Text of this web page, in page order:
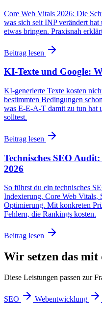
Core Web Vitals 2026: Die
was sich seit INP verändert
etwas bringen. Praxisnah
Beitrag lesen
KI-Texte und Google:
KI-generierte Texte kosten
bestimmten Bedingungen
was E-E-A-T damit zu tun hat
solltest.
Beitrag lesen
Technisches SEO
2026
So führst du ein technisches
Indexierung, Core Web Vitals,
Optimierung. Mit konkreten
Fehlern, die Rankings kosten.
Beitrag lesen
Wir setzen das
Diese Leistungen passen zur
SEO Webentwicklung